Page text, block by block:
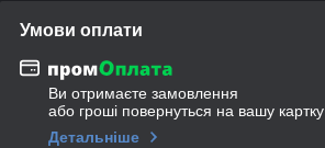
Умови оплати
Ви отримаєте замовлення
або гроші повернуться на вашу картку
Детальніше